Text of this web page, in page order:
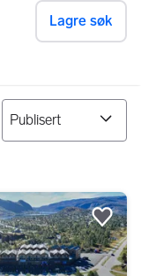
Lagre søk